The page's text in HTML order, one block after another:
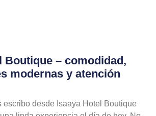
Boutique – comodidad,
modernas y atención
escribo desde Isaaya Hotel Boutique